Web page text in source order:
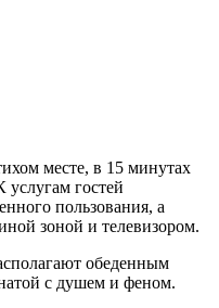
месте, в 15 минутах
гостей
пользования, а
зоной и телевизором.
обеденным
с душем и феном.